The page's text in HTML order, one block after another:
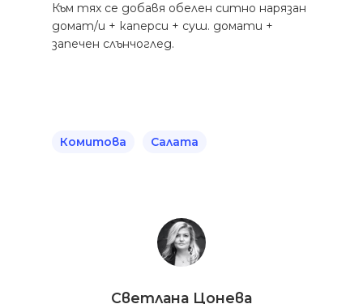
Към тях се добавя обелен ситно нарязан
домат/и + каперси + суш. домати +
запечен слънчоглед.
Комитова Салата
Светлана Цонева